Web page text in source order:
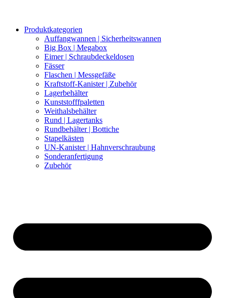
Produktkategorien
Auffangwannen | Sicherheitswannen
Big Box | Megabox
Eimer | Schraubdeckeldosen
Fässer
Flaschen | Messgefäße
Kraftstoff-Kanister | Zubehör
Lagerbehälter
Kunststofffpaletten
Weithalsbehälter
Rund | Lagertanks
Rundbehälter | Bottiche
Stapelkästen
UN-Kanister | Hahnverschraubung
Sonderanfertigung
Zubehör